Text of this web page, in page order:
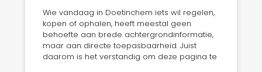
Wie vandaag in Doetinchem iets wil regelen,
kopen of ophalen, heeft meestal geen
behoefte aan brede achtergrondinformatie,
maar aan directe toepasbaarheid. Juist
daarom is het verstandig om deze pagina te